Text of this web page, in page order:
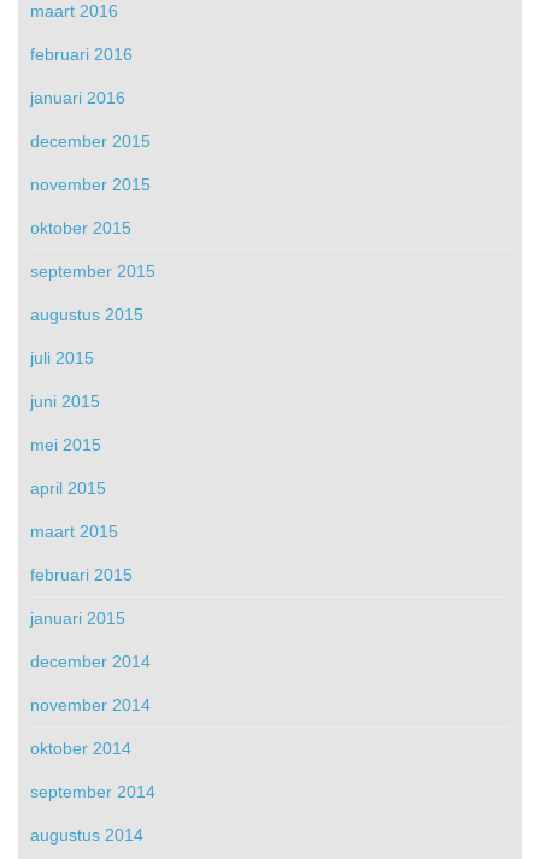
maart 2016
februari 2016
januari 2016
december 2015
november 2015
oktober 2015
september 2015
augustus 2015
juli 2015
juni 2015
mei 2015
april 2015
maart 2015
februari 2015
januari 2015
december 2014
november 2014
oktober 2014
september 2014
augustus 2014